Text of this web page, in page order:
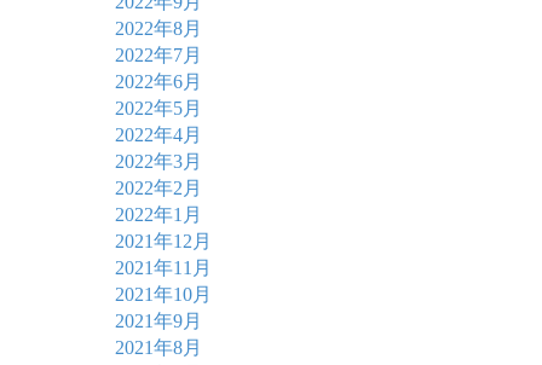
2022年8月
2022年7月
2022年6月
2022年5月
2022年4月
2022年3月
2022年2月
2022年1月
2021年12月
2021年11月
2021年10月
2021年9月
2021年8月